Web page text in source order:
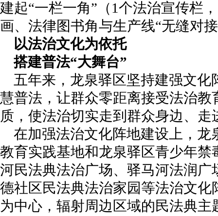
建起“一栏一角”（1个法治宣传栏
画、法律图书角与生产线“无缝对
以法治文化为依托
搭建普法“大舞台”
五年来，龙泉驿区坚持建强文
慧普法，让群众零距离接受法治
质，使法治切实走到群众身边、走
在加强法治文化阵地建设上，
教育实践基地和龙泉驿区青少年
河民法典法治广场、驿马河法润
德社区民法典法治家园等法治文
为中心，辐射周边区域的民法典